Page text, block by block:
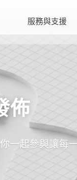
服務與支援
佈
一起參與讓每